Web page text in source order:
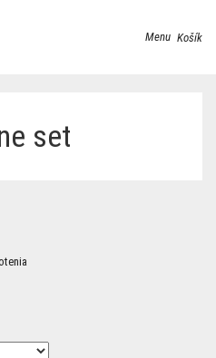
Menu Košík
set